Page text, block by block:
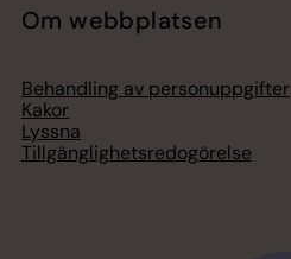
Om webbplatsen
Behandling av personuppgifter
Kakor
Lyssna
Tillgänglighetsredogörelse